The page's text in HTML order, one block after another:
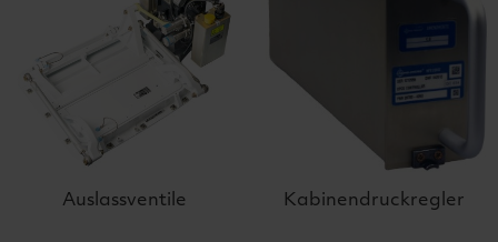
Auslassventile Kabinendruckregler